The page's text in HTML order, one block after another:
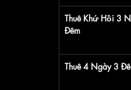
Thuê Khứ Hồi 3
Đêm
Thuê 4 Ngày 3